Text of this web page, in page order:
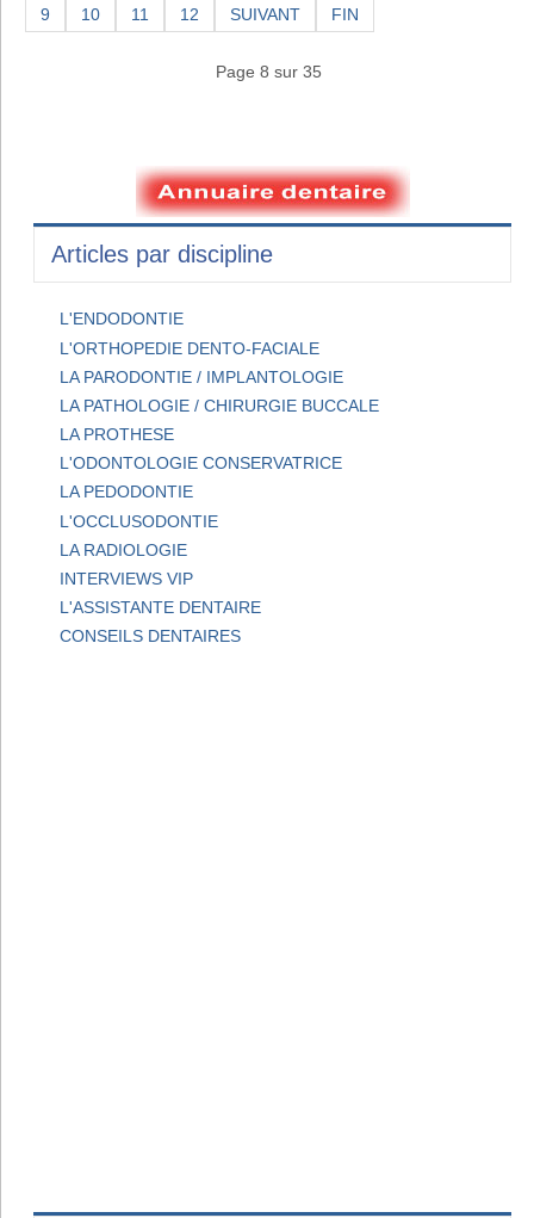
9 10 11 12 SUIVANT FIN
Page 8 sur 35
Articles par discipline
L'ENDODONTIE
L'ORTHOPEDIE DENTO-FACIALE
LA PARODONTIE / IMPLANTOLOGIE
LA PATHOLOGIE / CHIRURGIE BUCCALE
LA PROTHESE
L'ODONTOLOGIE CONSERVATRICE
LA PEDODONTIE
L'OCCLUSODONTIE
LA RADIOLOGIE
INTERVIEWS VIP
L'ASSISTANTE DENTAIRE
CONSEILS DENTAIRES